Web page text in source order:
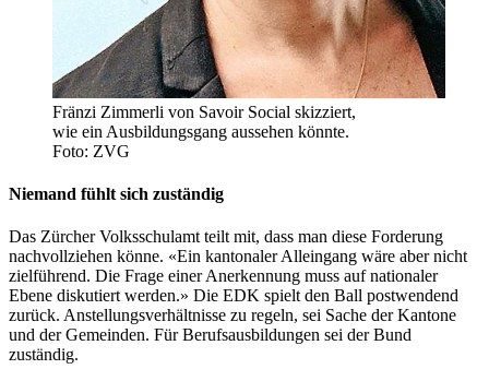
Fränzi Zimmerli von Savoir Social skizziert,
wie ein Ausbildungsgang aussehen könnte.
Foto: ZVG
Niemand fühlt sich zuständig
Das Zürcher Volksschulamt teilt mit, dass man diese Forderung
nachvollziehen könne. «Ein kantonaler Alleingang wäre aber nicht
zielführend. Die Frage einer Anerkennung muss auf nationaler
Ebene diskutiert werden.» Die EDK spielt den Ball postwendend
zurück. Anstellungsverhältnisse zu regeln, sei Sache der Kantone
und der Gemeinden. Für Berufsausbildungen sei der Bund
zuständig.